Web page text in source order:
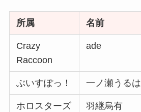
所属 名前
Crazy
Raccoon
ade
ぶいすぽっ！ 一ノ瀬うるは
ホロスターズ
羽継烏有